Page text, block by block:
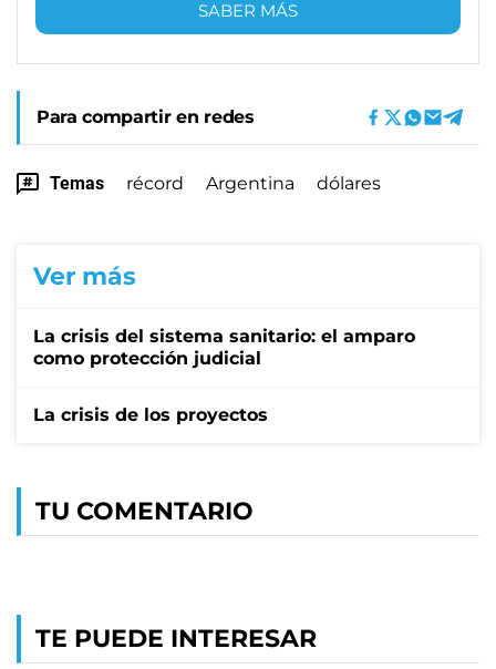
SABER MÁS
Para compartir en redes
Temas récord Argentina dólares
Ver más
La crisis del sistema sanitario: el amparo
como protección judicial
La crisis de los proyectos
TU COMENTARIO
TE PUEDE INTERESAR